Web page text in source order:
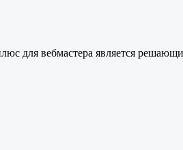
для вебмастера является